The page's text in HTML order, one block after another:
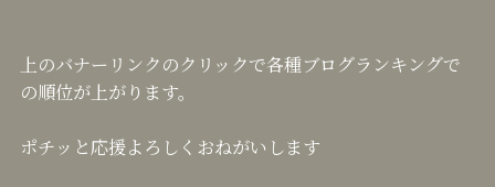
上のバナーリンクのクリックで各種ブログランキングで
の順位が上がります。
ポチッと応援よろしくおねがいします